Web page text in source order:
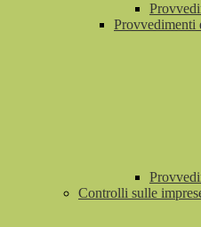
Provvedimenti
Controlli sulle